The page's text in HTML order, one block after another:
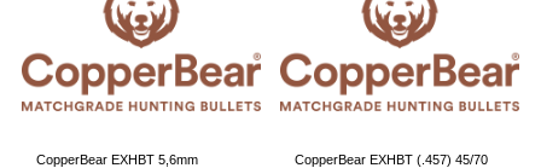
CopperBear EXHBT 5,6mm
CopperBear EXHBT (.457) 45/70